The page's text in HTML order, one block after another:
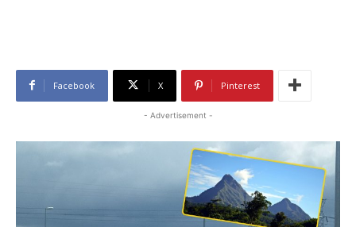
Facebook X Pinterest
- Advertisement -